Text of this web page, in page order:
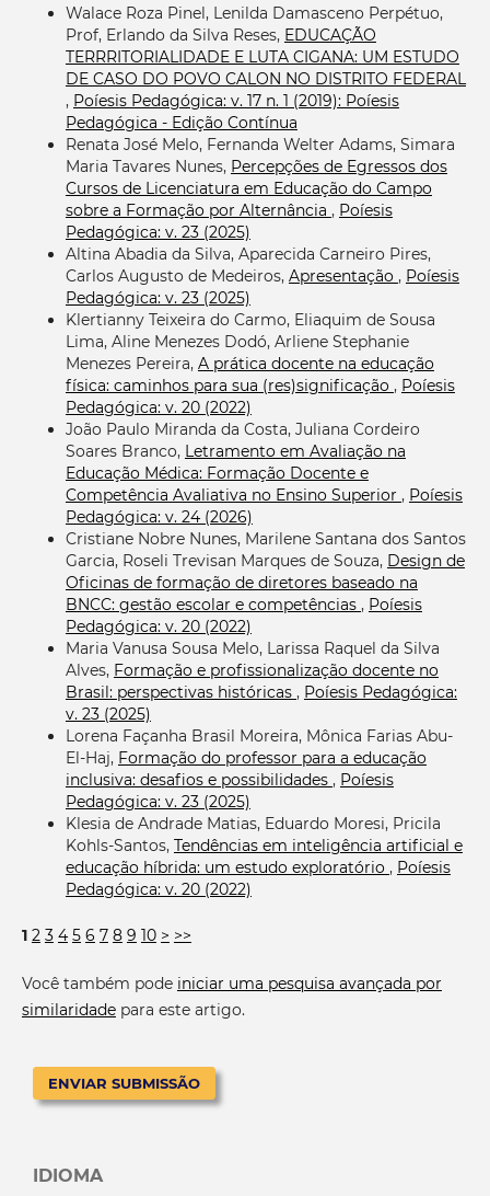
Walace Roza Pinel, Lenilda Damasceno Perpétuo,
Prof, Erlando da Silva Reses, EDUCAÇÃO
TERRRITORIALIDADE E LUTA CIGANA: UM ESTUDO
DE CASO DO POVO CALON NO DISTRITO FEDERAL
, Poíesis Pedagógica: v. 17 n. 1 (2019): Poíesis
Pedagógica - Edição Contínua
Renata José Melo, Fernanda Welter Adams, Simara
Maria Tavares Nunes, Percepções de Egressos dos
Cursos de Licenciatura em Educação do Campo
sobre a Formação por Alternância , Poíesis
Pedagógica: v. 23 (2025)
Altina Abadia da Silva, Aparecida Carneiro Pires,
Carlos Augusto de Medeiros, Apresentação , Poíesis
Pedagógica: v. 23 (2025)
Klertianny Teixeira do Carmo, Eliaquim de Sousa
Lima, Aline Menezes Dodó, Arliene Stephanie
Menezes Pereira, A prática docente na educação
física: caminhos para sua (res)significação , Poíesis
Pedagógica: v. 20 (2022)
João Paulo Miranda da Costa, Juliana Cordeiro
Soares Branco, Letramento em Avaliação na
Educação Médica: Formação Docente e
Competência Avaliativa no Ensino Superior , Poíesis
Pedagógica: v. 24 (2026)
Cristiane Nobre Nunes, Marilene Santana dos Santos
Garcia, Roseli Trevisan Marques de Souza, Design de
Oficinas de formação de diretores baseado na
BNCC: gestão escolar e competências , Poíesis
Pedagógica: v. 20 (2022)
Maria Vanusa Sousa Melo, Larissa Raquel da Silva
Alves, Formação e profissionalização docente no
Brasil: perspectivas históricas , Poíesis Pedagógica:
v. 23 (2025)
Lorena Façanha Brasil Moreira, Mônica Farias Abu-
El-Haj, Formação do professor para a educação
inclusiva: desafios e possibilidades , Poíesis
Pedagógica: v. 23 (2025)
Klesia de Andrade Matias, Eduardo Moresi, Pricila
Kohls-Santos, Tendências em inteligência artificial e
educação híbrida: um estudo exploratório , Poíesis
Pedagógica: v. 20 (2022)
1 2 3 4 5 6 7 8 9 10 > >>
Você também pode iniciar uma pesquisa avançada por
similaridadepara este artigo.
ENVIAR SUBMISSÃO
IDIOMA